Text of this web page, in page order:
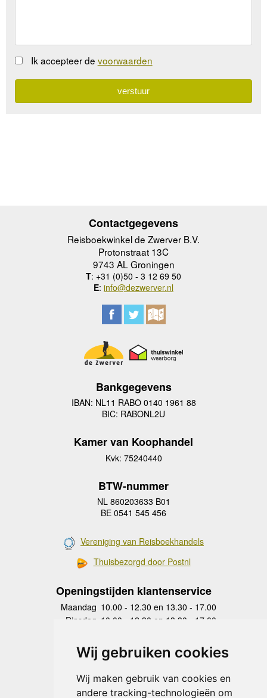
Wij gebruiken cookies
Wij maken gebruik van cookies en
andere tracking-technologieën om
Ik accepteer de voorwaarden
Contactgegevens
Reisboekwinkel de Zwerver B.V.
Protonstraat 13C
9743 AL Groningen
T: +31 (0)50 - 3 12 69 50
E: info@dezwerver.nl
Bankgegevens
IBAN: NL11 RABO 0140 1961 88
BIC: RABONL2U
Kamer van Koophandel
Kvk: 75240440
BTW-nummer
NL 860203633 B01
BE 0541 545 456
Vereniging van Reisboekhandels
Thuisbezorgd door Postnl
Openingstijden klantenservice
Maandag 10.00 - 12.30 en 13.30 - 17.00
Dinsdag 10.00 - 12.30 en 13.30 - 17.00
Donderdag
10.00 - 12.30 en 13.30 - 17.00
Vrijdag 10.00 - 12.30 en 13.30 - 17.00
Zaterdag
gesloten
Zondag gesloten